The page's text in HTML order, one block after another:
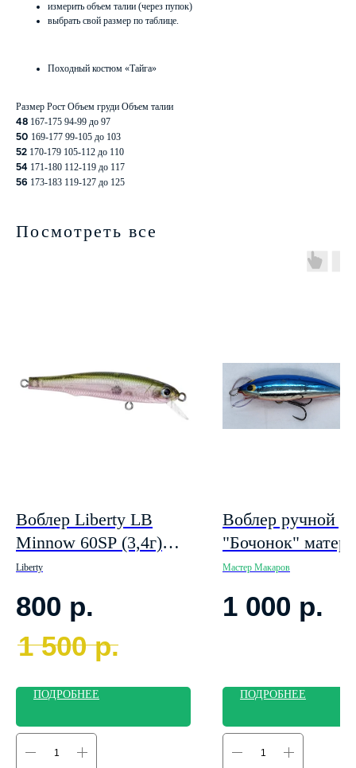
измерить объем талии (через пупок)
выбрать свой размер по таблице.
Походный костюм «Тайга»
Размер Рост Объем груди Объем талии
48 167-175 94-99 до 97
50 169-177 99-105 до 103
52 170-179 105-112 до 110
54 171-180 112-119 до 117
56 173-183 119-127 до 125
Посмотреть все
Воблер Liberty LB
Minnow 60SP (3,4г)
60мм. заглубление
Liberty
800 р.
1 500 р.
ПОДРОБНЕЕ
Воблер ручной
"Бочонок"
бальза, с
1
Мастер Макаров
1 000 р.
ПОДРОБНЕЕ